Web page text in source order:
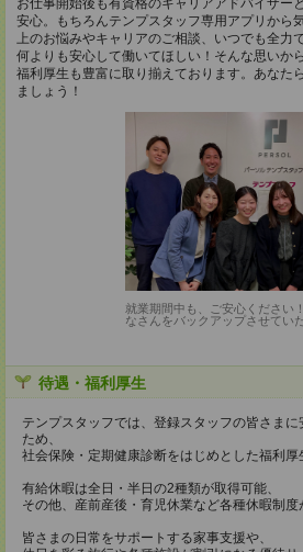
お仕事開始後も有資格のキャリアアドバイザー
安心。もちろんテンプスタッフ専用アプリから
上のお悩みやキャリアのご相談、いつでも全力
何よりも安心して働いてほしい！そんな思いか
福利厚生も豊富に取り揃えております。あなた
ましょう！
就業期間中も、ご安心ください
なさんをバックアップさせてい
待遇・福利厚生
テンプスタッフでは、登録スタッフの皆さまに
ため、
社会保険・定期健康診断をはじめとした福利厚
有給休暇は全日・半日の2種類が取得可能、
その他、産前産後・育児休業など各種休暇制度
皆さまの日常をサポートする家事支援や、